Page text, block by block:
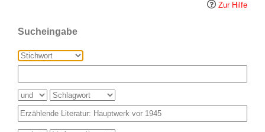
Zur Hilfe
Sucheingabe